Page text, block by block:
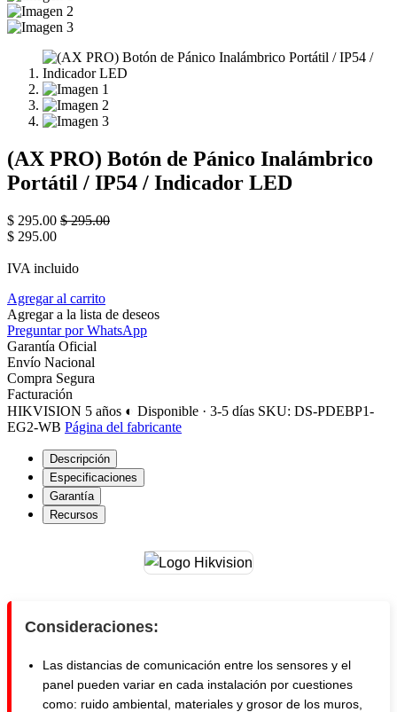
(AX PRO) Botón de Pánico Inalámbrico
Portátil / IP54 / Indicador LED
$ 295.00 $295.00
$ 295.00
IVA incluido
Agregar al carrito
Agregar a la lista de deseos
Preguntar por WhatsApp
Garantía Oficial
Envío Nacional
Compra Segura
Facturación
HIKVISION 5 años ◐ Disponible · 3-5 días SKU: DS-PDEBP1-
EG2-WB Página del fabricante
Descripción
Especificaciones
Garantía
Recursos
Consideraciones:
Las distancias de comunicación entre los sensores y el
panel pueden variar en cada instalación por cuestiones
como: ruido ambiental, materiales y grosor de los muros,